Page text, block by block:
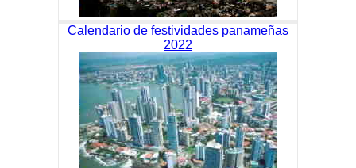
Calendario de festividades panameñas
2022